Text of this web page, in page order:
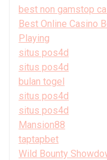
best non gamstop
Best Online Casino
Playing
situs pos4d
situs pos4d
bulan togel
situs pos4d
situs pos4d
Mansion88
taptapbet
Wild Bounty